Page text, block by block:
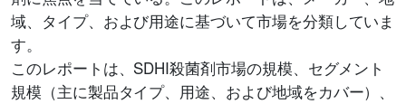
域、タイプ、および用途に基づいて市場を分類していま
す。
このレポートは、SDHI殺菌剤市場の規模、セグメント
規模（主に製品タイプ、用途、および地域をカバー）、